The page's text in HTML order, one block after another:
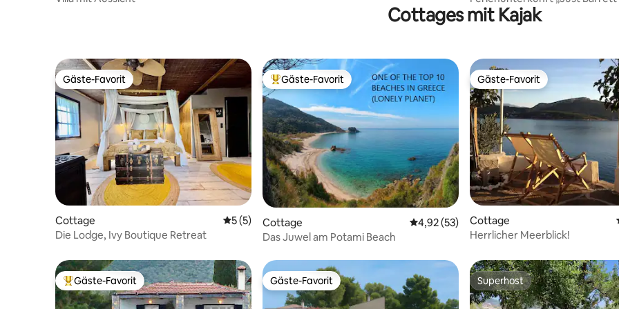
Cottages mit Kajak
Gäste-Favorit
Gäste-Favorit
Cottage Durchschnittliche Bewertung: 5 von 5, 5 Bewertungen
5 (5)
Die Lodge, Ivy Boutique Retreat
Beliebter Gäste-Favorit.
Gäste-Favorit
Cottage Durchschnittliche Bewertung: 4,92 von 5,
4,92 (53)
Das Juwel am Potami Beach
Gäste-Favorit
Gäste-Favorit
Cottage
Herrlicher Meerblick!
Beliebter Gäste-Favorit.
Gäste-Favorit Gäste-Favorit
Gäste-Favorit Superhost
Superhost